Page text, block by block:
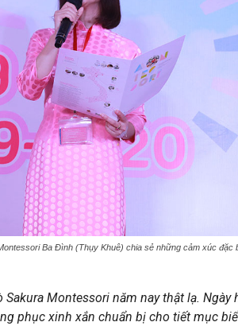
Ba Đình (Thụy Khuê) chia sẻ những cảm xúc đặc
Montessori năm nay thật lạ.
phục xinh xắn chuẩn bị cho tiết mục